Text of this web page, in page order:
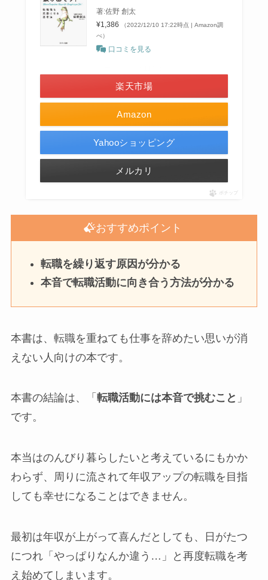
著:佐野 創太
¥1,386
（2022/12/10 17:22時点 | Amazon調
べ）
口コミを見る
Amazon
楽天市場
Yahooショッピング
メルカリ
ポチップ
おすすめポイント
転職を繰り返す原因が分かる
本音で転職活動に向き合う方法が分かる
本書は、転職を重ねても仕事を辞めたい思いが消
えない人向けの本です。
本書の結論は、「 転職活動には本音で挑むこと 」
です。
本当はのんびり暮らしたいと考えているにもかか
わらず、周りに流されて年収アップの転職を目指
しても幸せになることはできません。
最初は年収が上がって喜んだとしても、日がたつ
につれ「やっぱりなんか違う…」と再度転職を考
え始めてしまいます。